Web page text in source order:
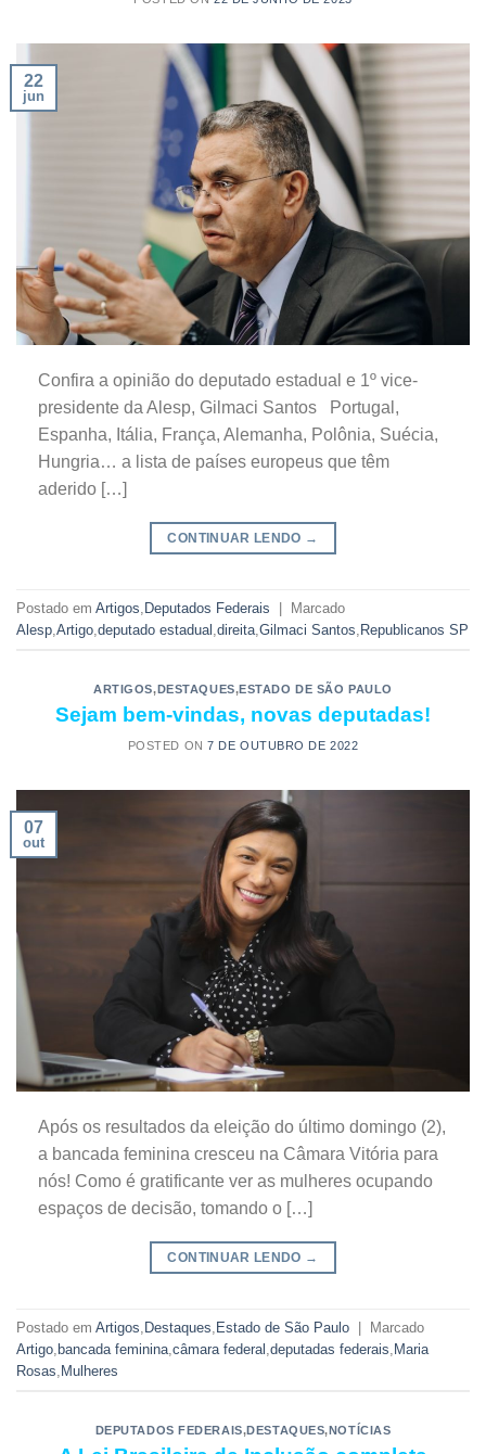
22
jun
Confira a opinião do deputado estadual e 1º vice-
presidente da Alesp, Gilmaci Santos Portugal,
Espanha, Itália, França, Alemanha, Polônia, Suécia,
Hungria… a lista de países europeus que têm
aderido […]
CONTINUAR LENDO →
Postado em Artigos Deputados Federais
Marcado
Alesp Artigo deputado estadual direita Gilmaci Santos Republicanos SP
ARTIGOS, DESTAQUES,ESTADO DE SÃO PAULO
Sejam bem-vindas, novas deputadas!
POSTED ON7 DE OUTUBRO DE 2022
07
out
Após os resultados da eleição do último domingo (2),
a bancada feminina cresceu na Câmara Vitória para
nós! Como é gratificante ver as mulheres ocupando
espaços de decisão, tomando o […]
CONTINUAR LENDO →
Postado em Artigos Destaques Estado de São Paulo | Marcado
Artigo bancada feminina câmara federal deputadas federais Maria
Rosas Mulheres
DEPUTADOS FEDERAIS,DESTAQUES, NOTÍCIAS